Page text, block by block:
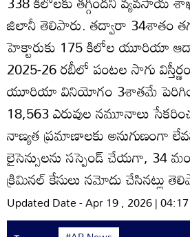
జిలానీ తెలిపారు. తద్వారా 34శాతం
హెక్టారుకు 175 కిలోల యూరియా
2025-26 రబీలో పంటల సాగు
యూరియా వినియోగం 3శాతమే
18,563 ఎరువుల నమూనాలు
నాణ్యత ప్రమాణాలకు అనుగుణంగా
లైసెన్సులను సస్పెండ్‌ చేయగా, 34
క్రిమినల్‌ కేసులు నమోదు చేసినట్లు
Updated Date - Apr 19 , 2026 |